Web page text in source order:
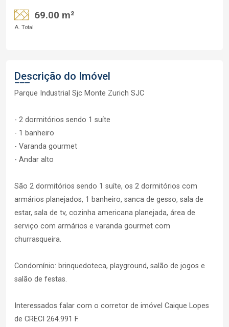
69.00 m²
A. Total
Descrição do Imóvel
Parque Industrial Sjc Monte Zurich SJC
- 2 dormitórios sendo 1 suíte
- 1 banheiro
- Varanda gourmet
- Andar alto
São 2 dormitórios sendo 1 suíte, os 2 dormitórios com
armários planejados, 1 banheiro, sanca de gesso, sala de
estar, sala de tv, cozinha americana planejada, área de
serviço com armários e varanda gourmet com
churrasqueira.
Condomínio: brinquedoteca, playground, salão de jogos e
salão de festas.
Interessados falar com o corretor de imóvel Caique Lopes
de CRECI 264.991 F.